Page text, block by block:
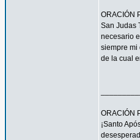
ORACIÓN
San Judas
necesario
siempre mi
de la cual
ORACIÓN
¡Santo